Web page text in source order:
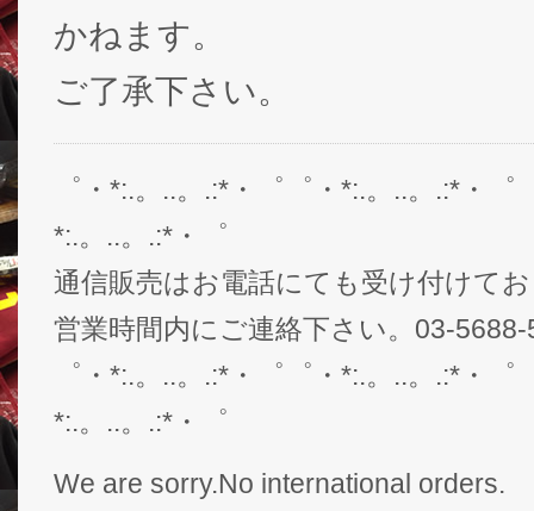
かねます。
ご了承下さい。
゜・*:.。..。.:*・゜゜・*:.。..。.:*・
*:.。..。.:*・゜
通信販売はお電話にても受け付けて
営業時間内にご連絡下さい。03-5688-
゜・*:.。..。.:*・゜゜・*:.。..。.:*・
*:.。..。.:*・゜
We are sorry.No international orders.